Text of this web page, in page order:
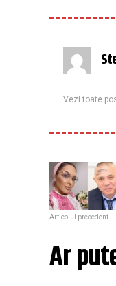
Vezi toate
Articolul precedent
Ar